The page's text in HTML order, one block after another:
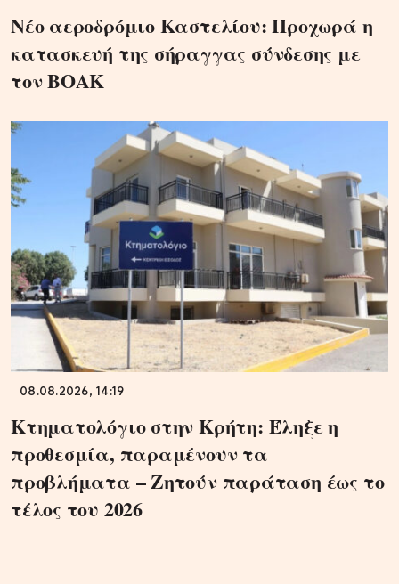
Νέο αεροδρόμιο Καστελίου: Προχωρά η
κατασκευή της σήραγγας σύνδεσης με
τον ΒΟΑΚ
08.08.2026, 14:19
Κτηματολόγιο στην Κρήτη: Έληξε η
προθεσμία, παραμένουν τα
προβλήματα – Ζητούν παράταση έως το
τέλος του 2026